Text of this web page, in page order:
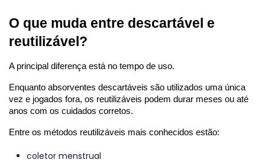
O que muda entre descartável e
reutilizável?
A principal diferença está no tempo de uso.
Enquanto absorventes descartáveis são utilizados uma única
vez e jogados fora, os reutilizáveis podem durar meses ou até
anos com os cuidados corretos.
Entre os métodos reutilizáveis mais conhecidos estão:
coletor menstrual